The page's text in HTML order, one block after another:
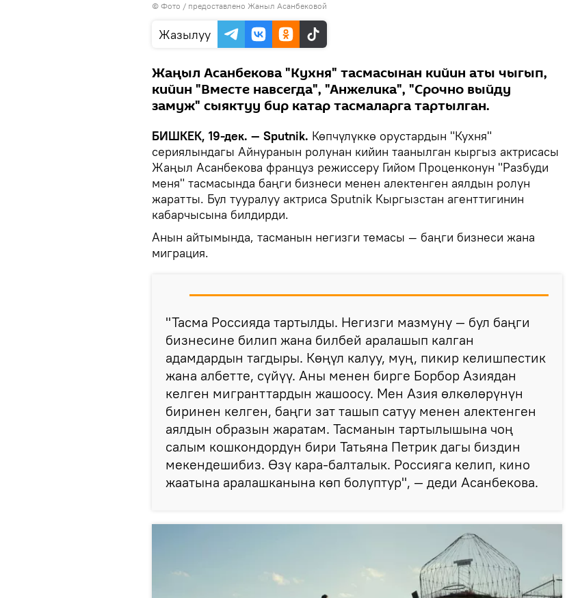
© Фото / предоставлено Жаныл Асанбековой
Жазылуу
Жаңыл Асанбекова "Кухня" тасмасынан кийин аты чыгып,
кийин "Вместе навсегда", "Анжелика", "Срочно выйду
замуж" сыяктуу бир катар тасмаларга тартылган.
БИШКЕК, 19-дек. — Sputnik. Көпчүлүккө орустардын "Кухня"
сериялындагы Айнуранын ролунан кийин таанылган кыргыз актрисасы
Жаңыл Асанбекова француз режиссеру Гийом Проценконун "Разбуди
меня" тасмасында баңги бизнеси менен алектенген аялдын ролун
жаратты. Бул тууралуу актриса Sputnik Кыргызстан агенттигинин
кабарчысына билдирди.
Анын айтымында, тасманын негизги темасы — баңги бизнеси жана
миграция.
"Тасма Россияда тартылды. Негизги мазмуну — бул баңги
бизнесине билип жана билбей аралашып калган
адамдардын тагдыры. Көңүл калуу, муң, пикир келишпестик
жана албетте, сүйүү. Аны менен бирге Борбор Азиядан
келген мигранттардын жашоосу. Мен Азия өлкөлөрүнүн
биринен келген, баңги зат ташып сатуу менен алектенген
аялдын образын жаратам. Тасманын тартылышына чоң
салым кошкондордун бири Татьяна Петрик дагы биздин
мекендешибиз. Өзү кара-балталык. Россияга келип, кино
жаатына аралашканына көп болуптур", — деди Асанбекова.